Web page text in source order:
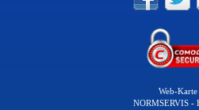
Web-Karte
NORMSERVIS -